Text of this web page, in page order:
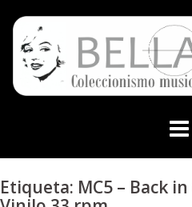
content
Etiqueta: MC5 – Back